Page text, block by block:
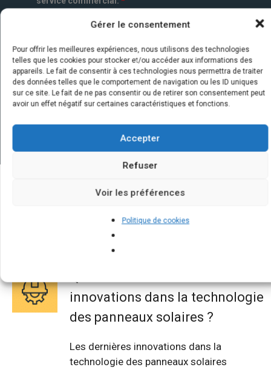
Gérer le consentement
Pour offrir les meilleures expériences, nous utilisons des technologies
telles que les cookies pour stocker et/ou accéder aux informations des
appareils. Le fait de consentir à ces technologies nous permettra de traiter
des données telles que le comportement de navigation ou les ID uniques
sur ce site. Le fait de ne pas consentir ou de retirer son consentement peut
avoir un effet négatif sur certaines caractéristiques et fonctions.
Accepter
Refuser
Voir les préférences
Politique de cookies
Quelques infos sur nos centrales
solaires : questions et réponses
innovations dans la technologie
des panneaux solaires ?
Les dernières innovations dans la
technologie des panneaux solaires